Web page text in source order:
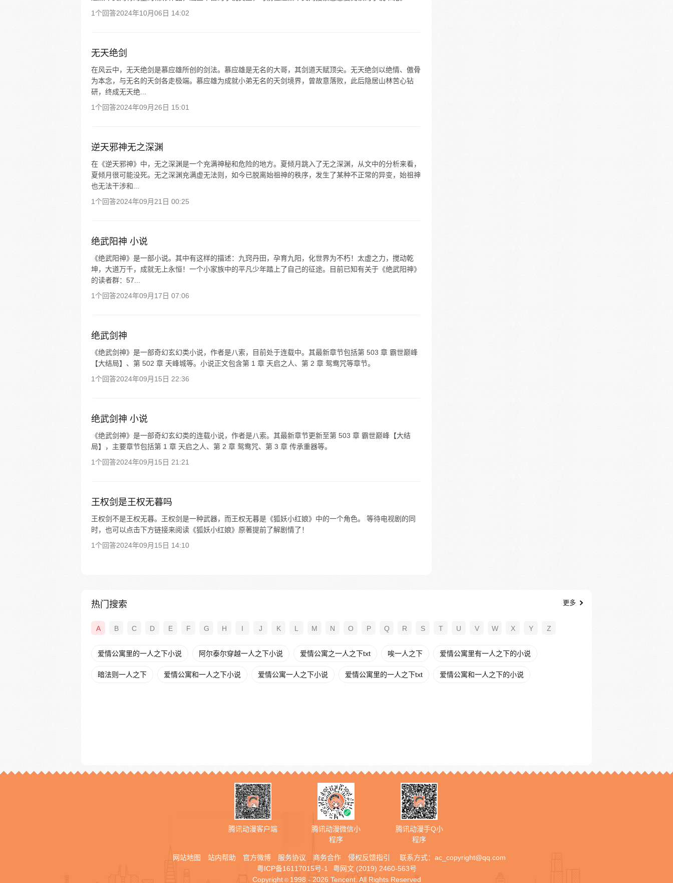
1个回答2024年10月06日 14:02
无天绝剑
在风云中，无天绝剑是慕应雄所创的剑法。慕应雄是无名的大哥，其剑道天赋顶尖。无天绝剑以绝情、傲骨
为本念，与无名的天剑各走极端。慕应雄为成就小弟无名的天剑境界，曾故意落败，此后隐居山林苦心钻
研，终成无天绝...
1个回答2024年09月26日 15:01
逆天邪神无之深渊
在《逆天邪神》中，无之深渊是一个充满神秘和危险的地方。夏倾月跳入了无之深渊，从文中的分析来看，
夏倾月很可能没死。无之深渊充满虚无法则，如今已脱离始祖神的秩序，发生了某种不正常的异变，始祖神
也无法干涉和...
1个回答2024年09月21日 00:25
绝武阳神 小说
《绝武阳神》是一部小说。其中有这样的描述：九窍丹田，孕育九阳，化世界为不朽！太虚之力，搅动乾
坤，大道万千，成就无上永恒！一个小家族中的平凡少年踏上了自己的征途。目前已知有关于《绝武阳神》
的读者群：57...
1个回答2024年09月17日 07:06
绝武剑神
《绝武剑神》是一部奇幻玄幻类小说，作者是八索，目前处于连载中。其最新章节包括第 503 章 霸世巅峰
【大结局】、第 502 章 天峰城等。小说正文包含第 1 章 天启之人、第 2 章 鸳鸯咒等章节。
1个回答2024年09月15日 22:36
绝武剑神 小说
《绝武剑神》是一部奇幻玄幻类的连载小说，作者是八索。其最新章节更新至第 503 章 霸世巅峰【大结
局】，主要章节包括第 1 章 天启之人、第 2 章 鸳鸯咒、第 3 章 传承重器等。
1个回答2024年09月15日 21:21
王权剑是王权无暮吗
王权剑不是王权无暮。王权剑是一种武器，而王权无暮是《狐妖小红娘》中的一个角色。 等待电视剧的同
时，也可以点击下方链接来阅读《狐妖小红娘》原著提前了解剧情了！
1个回答2024年09月15日 14:10
热门搜索 更多
A B C D E F G H I J K L M N O P Q R S T U V W X Y Z
爱情公寓里的一人之下小说 阿尔泰尔穿越一人之下小说 爱情公寓之一人之下txt 唉一人之下 爱情公寓里有一人之下的小说
暗法则一人之下 爱情公寓和一人之下小说 爱情公寓一人之下小说 爱情公寓里的一人之下txt 爱情公寓和一人之下的小说
腾讯动漫客户端
腾讯动漫微信小
程序
腾讯动漫手Q小
程序
网站地图 站内帮助 官方微博 服务协议 商务合作 侵权反馈指引 联系方式： ac_copyright@qq.com
粤ICP备16117015号-1
粤网文 (2019) 2460-563号
Copyright © 1998 - 2026 Tencent. All Rights Reserved